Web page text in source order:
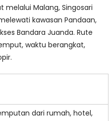
Malang, Singosari
kawasan Pandaan,
Bandara Juanda. Rute
waktu berangkat,
dari rumah, hotel,